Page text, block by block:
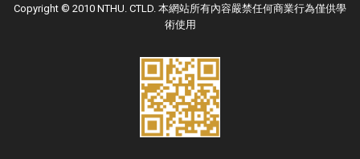
Copyright © 2010 NTHU. CTLD. 本網站所有內容嚴禁任何商業行為僅供學
術使用